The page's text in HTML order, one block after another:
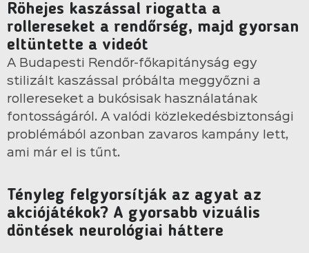
Röhejes kaszással riogatta a
rollereseket a rendőrség, majd gyorsan
eltüntette a videót
A Budapesti Rendőr-főkapitányság egy
stilizált kaszással próbálta meggyőzni a
rollereseket a bukósisak használatának
fontosságáról. A valódi közlekedésbiztonsági
problémából azonban zavaros kampány lett,
ami már el is tűnt.
Tényleg felgyorsítják az agyat az
akciójátékok? A gyorsabb vizuális
döntések neurológiai háttere